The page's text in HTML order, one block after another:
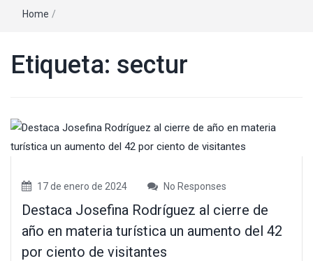
Home /
Etiqueta: sectur
17 de enero de 2024 No Responses
Destaca Josefina Rodríguez al cierre de
año en materia turística un aumento del 42
por ciento de visitantes